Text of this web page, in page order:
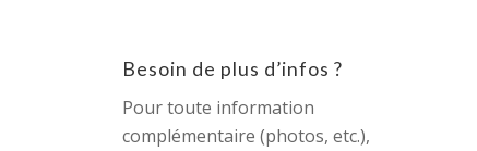
Besoin de plus d’infos ?
Pour toute information
complémentaire (photos, etc.),